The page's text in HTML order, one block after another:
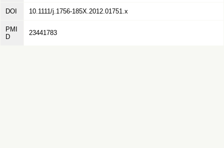
DOI 10.1111/j.1756-185X.2012.01751.x
PMI
D
23441783